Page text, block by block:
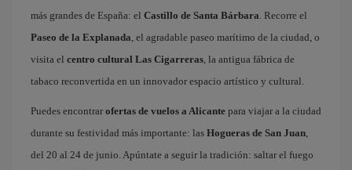
más grandes de España: el Castillo de Santa Bárbara. Recorre el
Paseo de la Explanada, el agradable paseo marítimo de la ciudad, o
visita el centro cultural Las Cigarreras, la antigua fábrica de
tabaco reconvertida en un innovador espacio artístico y cultural.
Puedes encontrar ofertas de vuelos a Alicante para viajar a la ciudad
durante su festividad más importante: las Hogueras de San Juan,
del 20 al 24 de junio. Apúntate a seguir la tradición: saltar el fuego